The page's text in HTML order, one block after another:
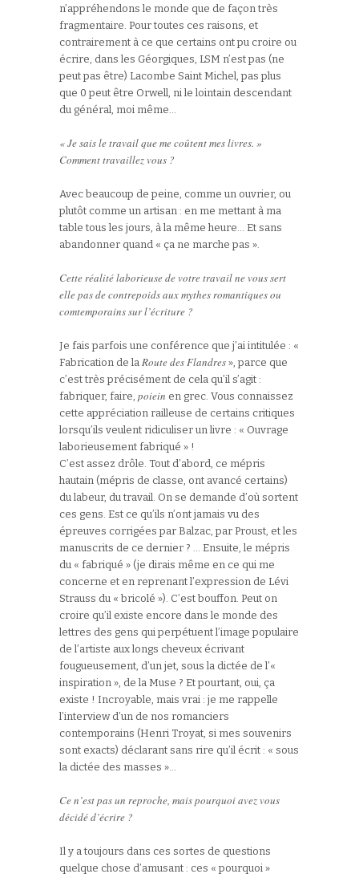
n’appréhendons le monde que de façon très
fragmentaire. Pour toutes ces raisons, et
contrairement à ce que certains ont pu croire ou
écrire, dans les Géorgiques, LSM n’est pas (ne
peut pas être) Lacombe Saint Michel, pas plus
que 0 peut être Orwell, ni le lointain descendant
du général, moi même…
« Je sais le travail que me coûtent mes livres. »
Comment travaillez vous ?
Avec beaucoup de peine, comme un ouvrier, ou
plutôt comme un artisan : en me mettant à ma
table tous les jours, à la même heure… Et sans
abandonner quand « ça ne marche pas ».
Cette réalité laborieuse de votre travail ne vous sert
elle pas de contrepoids aux mythes romantiques ou
comtemporains sur l’écriture ?
Je fais parfois une conférence que j’ai intitulée : «
Fabrication de la Route des Flandres », parce que
c’est très précisément de cela qu’il s’agit :
fabriquer, faire, poiein en grec. Vous connaissez
cette appréciation railleuse de certains critiques
lorsqu’ils veulent ridiculiser un livre : « Ouvrage
laborieusement fabriqué » !
C’est assez drôle. Tout d’abord, ce mépris
hautain (mépris de classe, ont avancé certains)
du labeur, du travail. On se demande d’où sortent
ces gens. Est ce qu’ils n’ont jamais vu des
épreuves corrigées par Balzac, par Proust, et les
manuscrits de ce dernier ? … Ensuite, le mépris
du « fabriqué » (je dirais même en ce qui me
concerne et en reprenant l’expression de Lévi
Strauss du « bricolé »). C’est bouffon. Peut on
croire qu’il existe encore dans le monde des
lettres des gens qui perpétuent l’image populaire
de l’artiste aux longs cheveux écrivant
fougueusement, d’un jet, sous la dictée de l’«
inspiration », de la Muse ? Et pourtant, oui, ça
existe ! Incroyable, mais vrai : je me rappelle
l’interview d’un de nos romanciers
contemporains (Henri Troyat, si mes souvenirs
sont exacts) déclarant sans rire qu’il écrit : « sous
la dictée des masses »…
Ce n’est pas un reproche, mais pourquoi avez vous
décidé d’écrire ?
Il y a toujours dans ces sortes de questions
quelque chose d’amusant : ces « pourquoi »